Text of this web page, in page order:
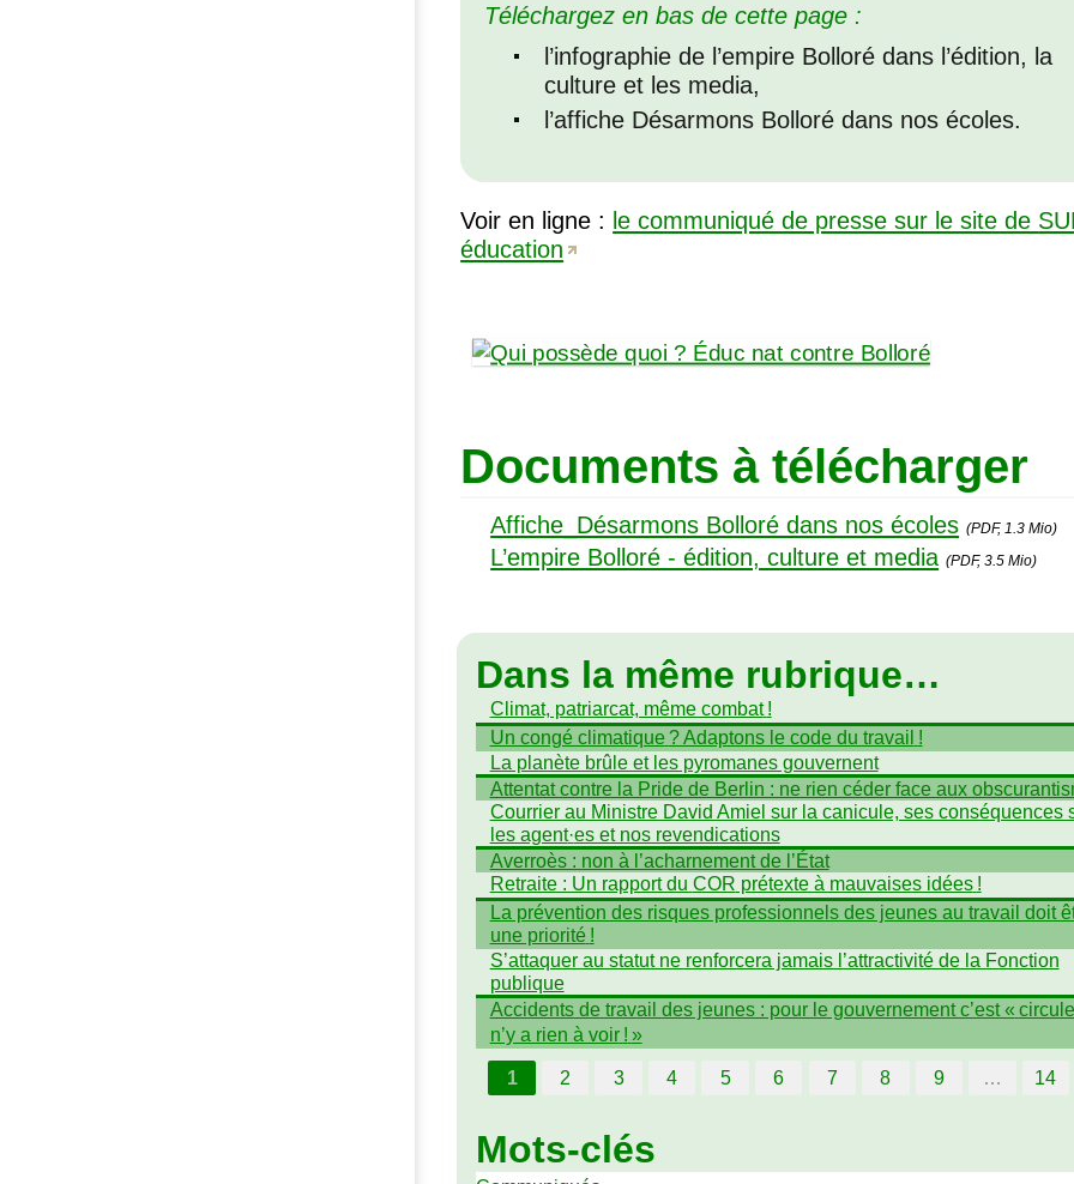
Téléchargez en bas de cette page :
l’infographie de l’empire Bolloré dans l’édition, la
culture et les media,
l’affiche Désarmons Bolloré dans nos écoles.
Voir en ligne : le communiqué de presse sur le site de
éducation
Documents à télécharger
Affiche_Désarmons Bolloré dans nos écoles (PDF, 1.3 Mio)
L’empire Bolloré - édition, culture et media (PDF, 3.5 Mio)
Dans la même rubrique…
Climat, patriarcat, même combat !
Un congé climatique ? Adaptons le code du travail !
La planète brûle et les pyromanes gouvernent
Attentat contre la Pride de Berlin : ne rien céder face aux
Courrier au Ministre David Amiel sur la canicule, ses conséquences
les agent·es et nos revendications
Averroès : non à l’acharnement de l’État
Retraite : Un rapport du COR prétexte à mauvaises idées !
La prévention des risques professionnels des jeunes au travail doit
une priorité !
S’attaquer au statut ne renforcera jamais l’attractivité de la Fonction
publique
Accidents de travail des jeunes : pour le gouvernement c’est «
n’y a rien à voir ! »
1 2 3 4 5 6 7 8 9 … 14
Mots-clés